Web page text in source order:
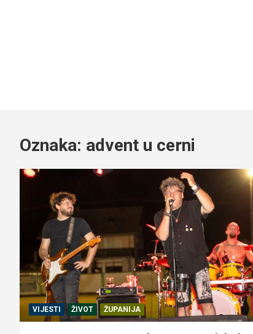
Oznaka: advent u cerni
VIJESTI ŽIVOT ŽUPANIJA